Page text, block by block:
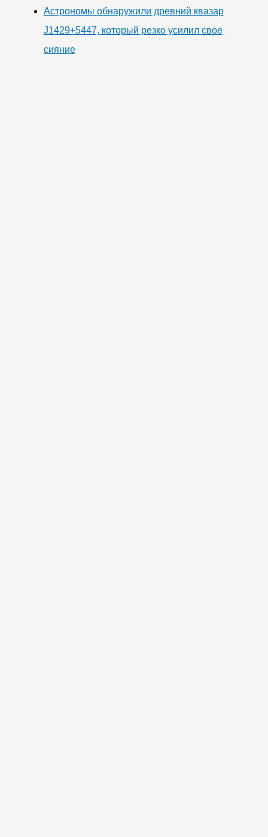
Астрономы обнаружили древний квазар
J1429+5447, который резко усилил свое
сияние